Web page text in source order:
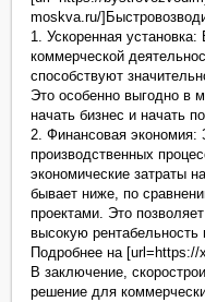
moskva.ru/
1. Ускоренная
коммерческой
способствуют
Это особенно выгодно в
начать бизнес и начать
2. Финансовая экономия:
производственных
экономические затраты
бывает ниже, по
проектами. Это
высокую рентабельность
Подробнее на [url=https://
В заключение,
решение для